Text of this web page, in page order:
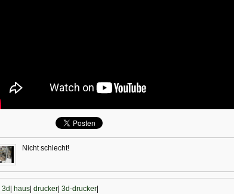
Nicht schlecht!
3d haus drucker 3d-drucker